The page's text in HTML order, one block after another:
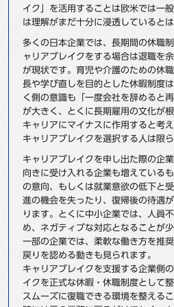
BBSグループネットワーク サス
株主・投資家情報
事例
セミ
ニュー
お問い合
イク」を活用することは欧米では一
は理解がまだ十分に浸透しているとは
多くの日本企業では、長期間の休職
ャリアブレイクをする場合は退職を
が現状です。育児や介護のための休
長や学び直しを目的とした休暇制度
く側の意識も「一度会社を辞めると
が大きく、とくに長期雇用の文化が
キャリアにマイナスに作用すると考
キャリアブレイクを選択する人は限ら
キャリアブレイクを申し出た際の企
向きに受け入れる企業も増えている
の意向、もしくは就業意欲の低下と
進の機会を失ったり、復帰後の待遇
ります。とくに中小企業では、人員
め、ネガティブな対応となることが
一部の企業では、柔軟な働き方を推
戻りを認める動きも見られます。
キャリアブレイクを支援する企業側
イクを正式な休暇・休職制度として
スムーズに復職できる環境を整える